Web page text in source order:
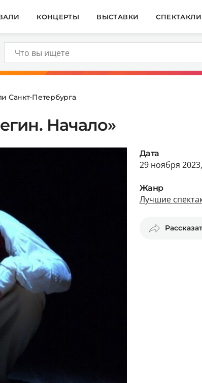
КОНЦЕРТЫ ВЫСТАВКИ СПЕКТАКЛИ
Санкт-Петербурга
Начало»
Дата
29 ноября
Жанр
Лучшие